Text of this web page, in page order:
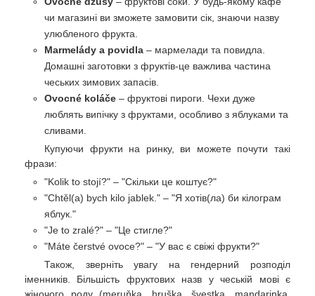
чи магазині ви зможете замовити сік, знаючи назву
улюбленого фрукта.
Marmelády a povidla – мармелади та повидла.
Домашні заготовки з фруктів-це важлива частина
чеських зимових запасів.
Ovocné koláče – фруктові пироги. Чехи дуже
люблять випічку з фруктами, особливо з яблуками та
сливами.
Купуючи фрукти на ринку, ви можете почути такі
фрази:
"Kolik to stojí?" – "Скільки це коштує?"
"Chtěl(a) bych kilo jablek." – "Я хотів(ла) би кілограм
яблук."
"Je to zralé?" – "Це стигле?"
"Máte čerstvé ovoce?" – "У вас є свіжі фрукти?"
Також, зверніть увагу на гендерний розподіл
іменників. Більшість фруктових назв у чеській мові є